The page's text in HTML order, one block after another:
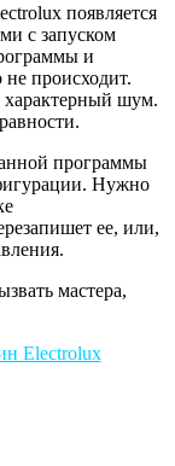
появляется
с запуском
и
происходит.
характерный шум.
программы
Нужно
ее, или,
мастера,
Electrolux